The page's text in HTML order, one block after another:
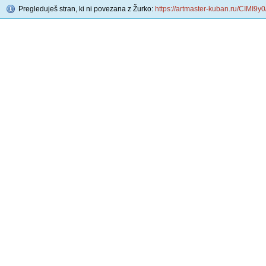
Pregleduješ stran, ki ni povezana z Žurko: https://artmaster-kuban.ru/